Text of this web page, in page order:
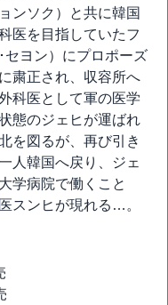
ンソク）と共に韓国
医を目指していたフ
セヨン）にプロポーズ
粛正され、収容所へ
科医として軍の医学
態のジェヒが運ばれ
を図るが、再び引き
人韓国へ戻り、ジェ
学病院で働くこと
スンヒが現れる…。